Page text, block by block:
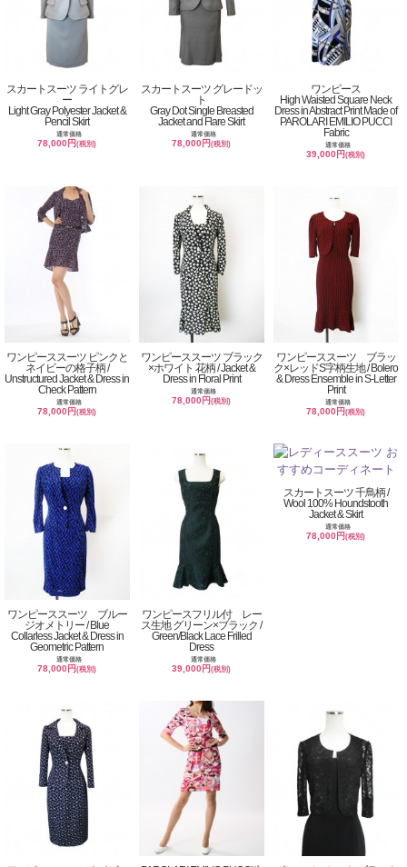
スカートスーツ ライトグレ
ー
Light Gray Polyester Jacket &
Pencil Skirt
通常価格
78,000円(税別)
スカートスーツ グレードッ
ト
Gray Dot Single Breasted
Jacket and Flare Skirt
通常価格
78,000円(税別)
ワンピース
High Waisted Square Neck
Dress in Abstract Print Made of
PAROLARI EMILIO PUCCI
Fabric
通常価格
39,000円(税別)
ワンピーススーツ ピンクと
ネイビーの格子柄 /
Unstructured Jacket & Dress in
Check Pattern
通常価格
78,000円(税別)
ワンピーススーツ ブラック
×ホワイト 花柄 / Jacket &
Dress in Floral Print
通常価格
78,000円(税別)
ワンピーススーツ ブラッ
ク×レッドS字柄生地 / Bolero
& Dress Ensemble in S-Letter
Print
通常価格
78,000円(税別)
ワンピーススーツ ブルー
ジオメトリー / Blue
Collarless Jacket & Dress in
Geometric Pattern
通常価格
78,000円(税別)
ワンピースフリル付 レー
ス生地 グリーン×ブラック /
Green/Black Lace Frilled
Dress
通常価格
39,000円(税別)
スカートスーツ 千鳥柄 /
Wool 100% Houndstooth
Jacket & Skirt
通常価格
78,000円(税別)